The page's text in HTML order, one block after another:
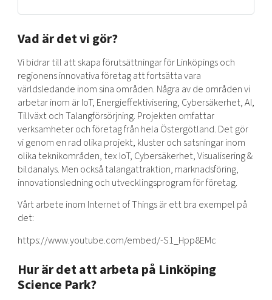
Vad är det vi gör?
Vi bidrar till att skapa förutsättningar för Linköpings och
regionens innovativa företag att fortsätta vara
världsledande inom sina områden. Några av de områden vi
arbetar inom är IoT, Energieffektivisering, Cybersäkerhet, AI,
Tillväxt och Talangförsörjning. Projekten omfattar
verksamheter och företag från hela Östergötland. Det gör
vi genom en rad olika projekt, kluster och satsningar inom
olika teknikområden, tex IoT, Cybersäkerhet, Visualisering &
bildanalys. Men också talangattraktion, marknadsföring,
innovationsledning och utvecklingsprogram för företag.
Vårt arbete inom Internet of Things är ett bra exempel på
det:
https://www.youtube.com/embed/-S1_Hpp8EMc
Hur är det att arbeta på Linköping
Science Park?